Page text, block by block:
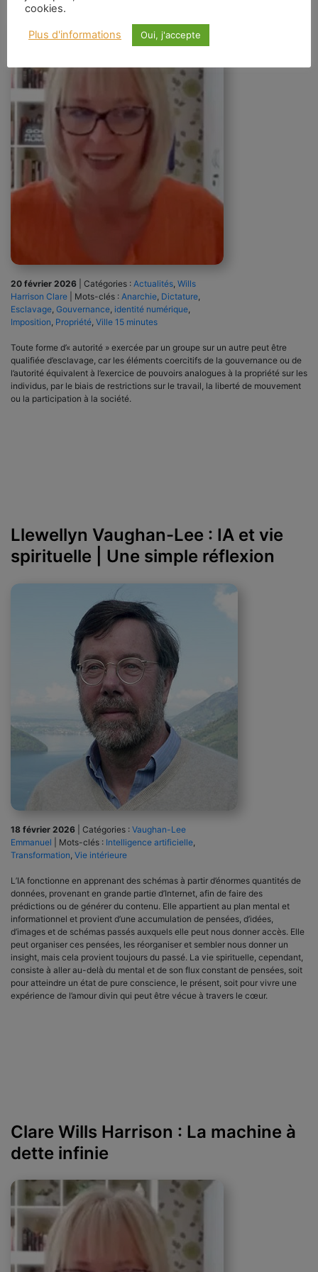
20 février 2026 Catégories : Actualités, Wills
Harrison Clare
Mots-clés : Anarchie, Dictature,
Esclavage, Gouvernance, identité numérique,
Imposition, Propriété, Ville 15 minutes
Toute forme d’« autorité » exercée par un groupe sur un autre peut être
qualifiée d’esclavage, car les éléments coercitifs de la gouvernance ou de
l’autorité équivalent à l’exercice de pouvoirs analogues à la propriété sur les
individus, par le biais de restrictions sur le travail, la liberté de mouvement
ou la participation à la société.
Llewellyn Vaughan-Lee : IA et vie
spirituelle | Une simple réflexion
18 février 2026 Catégories : Vaughan-Lee
Emmanuel
Mots-clés : Intelligence artificielle
Transformation Vie intérieure
L’IA fonctionne en apprenant des schémas à partir d’énormes quantités de
données, provenant en grande partie d’Internet, afin de faire des
prédictions ou de générer du contenu. Elle appartient au plan mental et
informationnel et provient d’une accumulation de pensées, d’idées,
d’images et de schémas passés auxquels elle peut nous donner accès. Elle
peut organiser ces pensées, les réorganiser et sembler nous donner un
insight, mais cela provient toujours du passé. La vie spirituelle, cependant,
consiste à aller au-delà du mental et de son flux constant de pensées, soit
pour atteindre un état de pure conscience, le présent, soit pour vivre une
expérience de l’amour divin qui peut être vécue à travers le cœur.
Clare Wills Harrison : La machine à
dette infinie
cookies.
Plus d'informations Oui, j'accepte